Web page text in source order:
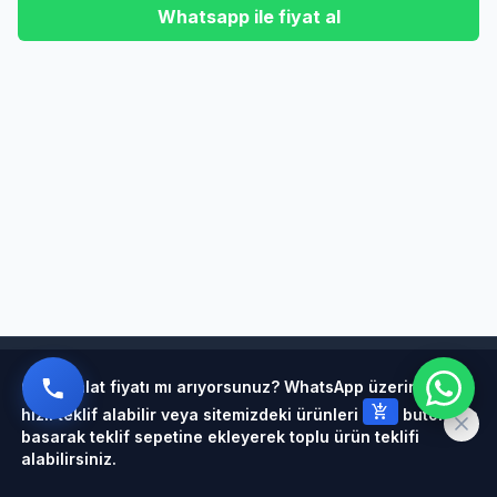
Whatsapp ile fiyat al
Çelik halat fiyatı mı arıyorsunuz? WhatsApp üzerinden
hızlı teklif alabilir veya sitemizdeki ürünleri
add_shopping_cart
butonuna
basarak teklif sepetine ekleyerek toplu ürün teklifi
alabilirsiniz.